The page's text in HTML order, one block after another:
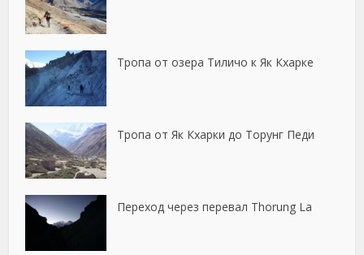
Тропа от озера Тиличо к Як Кхарке
Тропа от Як Кхарки до Торунг Педи
Переход через перевал Thorung La